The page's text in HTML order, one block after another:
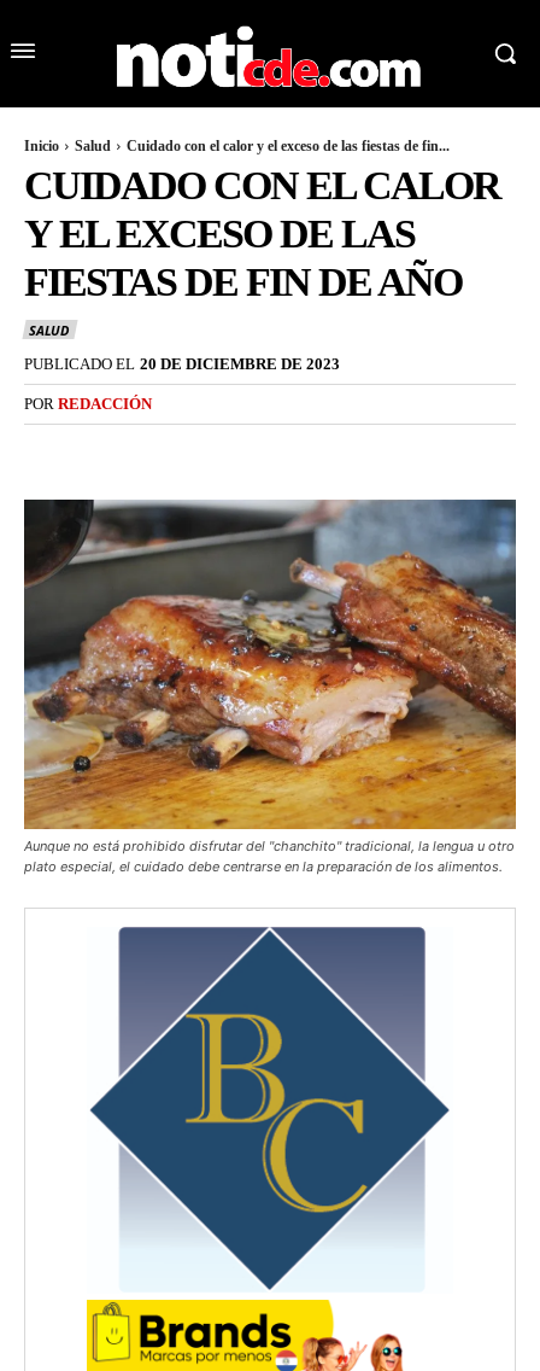
Inicio Salud Cuidado con el calor y el exceso de las fiestas de fin...
CUIDADO CON EL CALOR
Y EL EXCESO DE LAS
FIESTAS DE FIN DE AÑO
SALUD
PUBLICADO EL 20 DE DICIEMBRE DE 2023
POR REDACCIÓN
Aunque no está prohibido disfrutar del "chanchito" tradicional, la lengua u otro
plato especial, el cuidado debe centrarse en la preparación de los alimentos.